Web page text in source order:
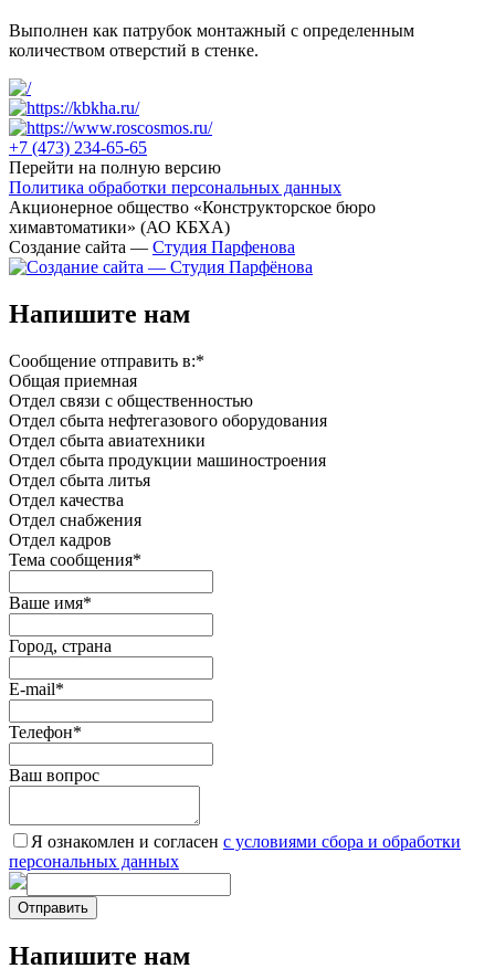
Выполнен как патрубок монтажный с определенным
количеством отверстий в стенке.
+7 (473) 234-65-65
Перейти на полную версию
Политика обработки персональных данных
Акционерное общество «Конструкторское бюро
химавтоматики» (АО КБХА)
Создание сайта — Студия Парфенова
Напишите нам
Сообщение отправить в:*
Общая приемная
Отдел связи с общественностью
Oтдел сбыта нефтегазового оборудования
Отдел сбыта авиатехники
Отдел сбыта продукции машиностроения
Отдел сбыта литья
Отдел качества
Oтдел снабжения
Отдел кадров
Тема сообщения*
Ваше имя*
Город, страна
E-mail*
Телефон*
Ваш вопрос
Я ознакомлен и согласен c условиями сбора и обработки
персональных данных
Отправить
Напишите нам